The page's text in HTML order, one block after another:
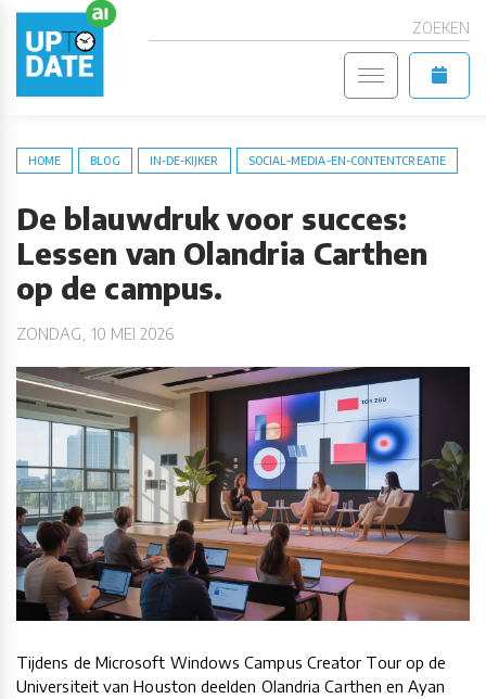
ZOEKEN
HOME BLOG IN-DE-KIJKER SOCIAL-MEDIA-EN-CONTENTCREATIE
De blauwdruk voor succes:
Lessen van Olandria Carthen
op de campus.
ZONDAG, 10 MEI 2026
Tijdens de Microsoft Windows Campus Creator Tour op de
Universiteit van Houston deelden Olandria Carthen en Ayan